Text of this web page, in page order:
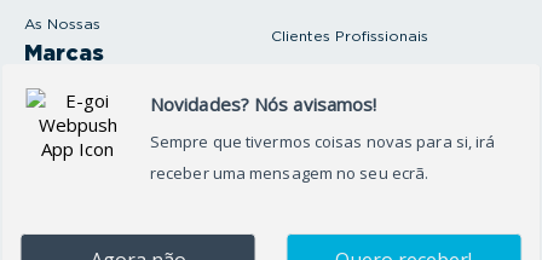
As Nossas
Marcas
Produtos e serviços
Oficina
Clientes Profissionais
Seguros Protector